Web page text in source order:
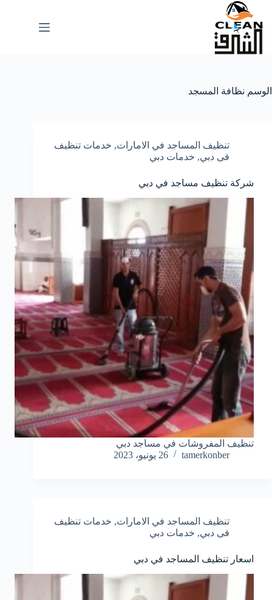
التجاوز
المحتوى
الوسم نظافة المسجد
تنظيف المساجد في الامارات, خدمات تنظيف
فى دبي, خدمات دبي
شركة تنظيف مساجد في دبي
تنظيف المفروشات في مساجد دبي
tamerkonber
26 يونيو، 2023
تنظيف المساجد في الامارات, خدمات تنظيف
فى دبي, خدمات دبي
اسعار تنظيف المساجد في دبي